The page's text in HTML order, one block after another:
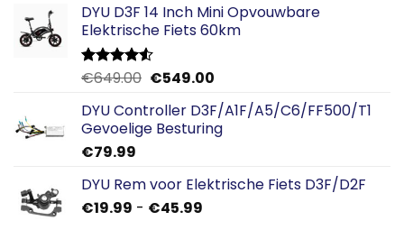
DYU D3F 14 Inch Mini Opvouwbare
Elektrische Fiets 60km
Gewaardeerd
€649.00 Oorspronkelijke
was:
€649.00.
€549.00Huidige
is:
€549.00.
DYU Controller D3F/A1F/A5/C6/FF500/T1
Gevoelige Besturing
€79.99
DYU Rem voor Elektrische Fiets D3F/D2F
€19.99 - €45.99